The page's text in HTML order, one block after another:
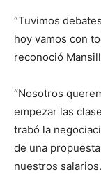
“Tuvimos
hoy vamos con
reconoció
“Nosotros
empezar las
trabó la
de una
nuestros